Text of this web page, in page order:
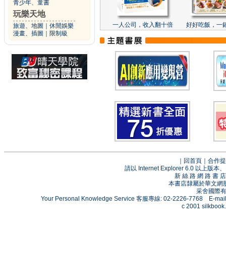
青少年、童書
玩樂天地
旅遊、地圖
休閒娛樂
漫畫、插圖
限制級
一人公司，收入翻十倍 好好吃飯，一
回首頁
合作
請以 Internet Explorer 6.0 以上版本
新 絲 路 網 路 書
本書店隸屬於華文網
采舍國際
Your Personal Knowledge Service 客服專線: 02-2226-7768 E-
c 2001